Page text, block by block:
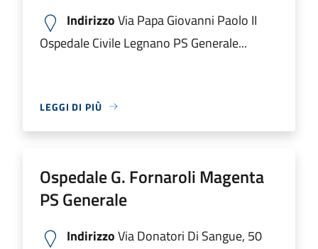
IndirizzoVia Papa Giovanni Paolo II
Ospedale Civile Legnano PS Generale...
LEGGI DI PIÙ
Ospedale G. Fornaroli Magenta
PS Generale
IndirizzoVia Donatori Di Sangue, 50